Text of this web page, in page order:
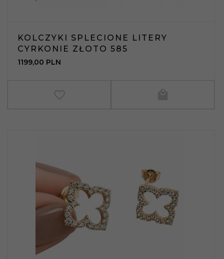
KOLCZYKI SPLECIONE LITERY
CYRKONIE ZŁOTO 585
1199,00 PLN